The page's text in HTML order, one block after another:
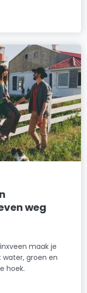
weg
maak je
water, groen en
hoek.